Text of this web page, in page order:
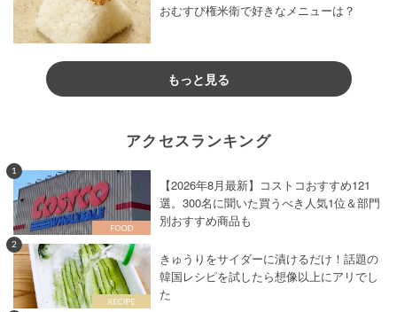
おむすび権米衛で好きなメニューは？
もっと見る
アクセスランキング
1
【2026年8月最新】コストコおすすめ121
選。300名に聞いた買うべき人気1位＆部門
別おすすめ商品も
2
きゅうりをサイダーに漬けるだけ！話題の
韓国レシピを試したら想像以上にアリでし
た